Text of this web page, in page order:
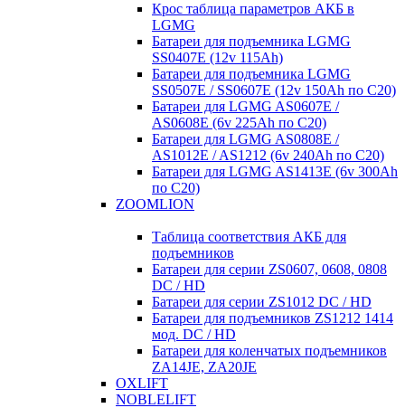
Крос таблица параметров АКБ в
LGMG
Батареи для подъемника LGMG
SS0407E (12v 115Ah)
Батареи для подъемника LGMG
SS0507E / SS0607E (12v 150Ah по С20)
Батареи для LGMG AS0607E /
AS0608E (6v 225Ah по С20)
Батареи для LGMG AS0808E /
AS1012E / AS1212 (6v 240Ah по С20)
Батареи для LGMG AS1413E (6v 300Ah
по С20)
ZOOMLION
Таблица соответствия АКБ для
подъемников
Батареи для серии ZS0607, 0608, 0808
DC / HD
Батареи для серии ZS1012 DC / HD
Батареи для подъемников ZS1212 1414
мод. DC / HD
Батареи для коленчатых подъемников
ZA14JE, ZA20JE
OXLIFT
NOBLELIFT